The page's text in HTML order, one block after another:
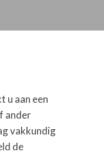
u aan een
ander
vakkundig
de